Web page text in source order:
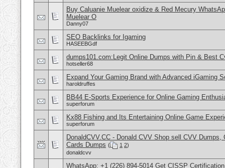
Buy Caluanie Muelear oxidize & Red Mecury
Muelear O
Danny07
SEO Backlinks for Igaming
HASEEBGdf
dumps101.com:Legit Online Dumps with Pin & Best
hotseller68
Expand Your Gaming Brand with Advanced iGaming
haroldruffes
BB44 E-Sports Experience for Online Gaming
superforum
Kx88 Fishing and Its Entertaining Online Game
superforum
DonaldCVV.CC - Donald CVV Shop sell CVV Dumps,
Cards Dumps ( 1 2)
donaldcvv
WhatsApp: +1 (226) 894-5014​ Get CISSP